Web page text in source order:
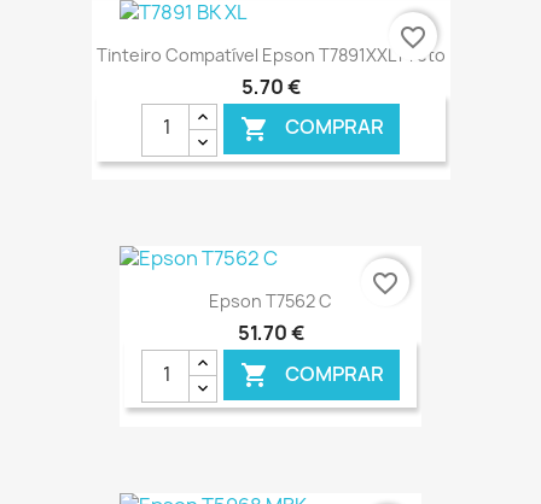
€ ONLINE
Tinteiro Compatível Epson T7891XXL Preto
5,70 €
 COMPRAR
€ ONLINE
favorite_border
Epson T7562 C
51,70 €
 COMPRAR
favorite_border